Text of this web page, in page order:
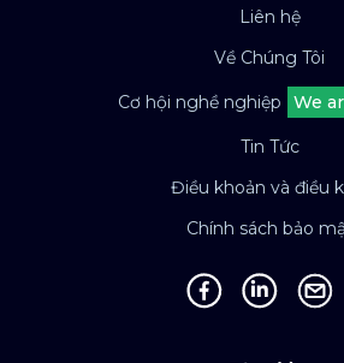
Liên hệ
Về Chúng Tôi
Cơ hội nghề nghiệp We
Tin Tức
Điều khoản và điều
Chính sách bảo